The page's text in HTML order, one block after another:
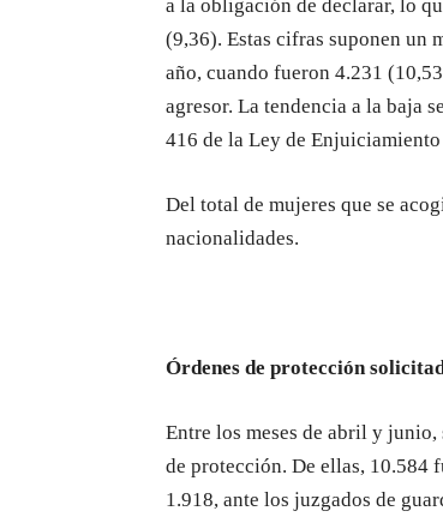
a la obligación de declarar, lo
(9,36). Estas cifras suponen un
año, cuando fueron 4.231
agresor. La tendencia a la baja
416 de la Ley de Enjuiciamiento
Del total de mujeres que se
nacionalidades.
Órdenes de protección
Entre los meses de abril y
de protección. De ellas, 10.584
1.918, ante los juzgados de